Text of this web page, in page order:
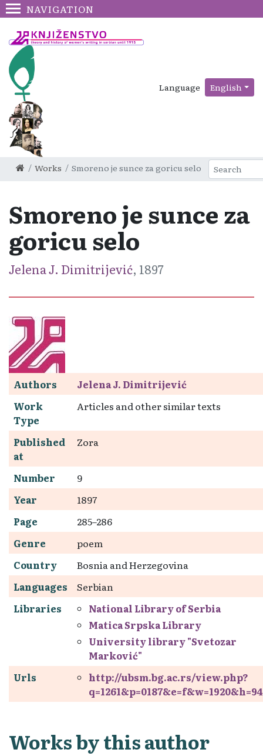
NAVIGATION
Language English
Works Smoreno je sunce za goricu selo
Smoreno je sunce za
goricu selo
Jelena J. Dimitrijević, 1897
Authors
Jelena J. Dimitrijević
Work
Type
Articles and other similar texts
Published
at
Zora
Number
9
Year
1897
Page
285–286
Genre
poem
Country
Bosnia and Herzegovina
Languages
Serbian
Libraries
National Library of Serbia
Matica Srpska Library
University library "Svetozar
Marković"
Urls
http://ubsm.bg.ac.rs/view.php?
Works by this author